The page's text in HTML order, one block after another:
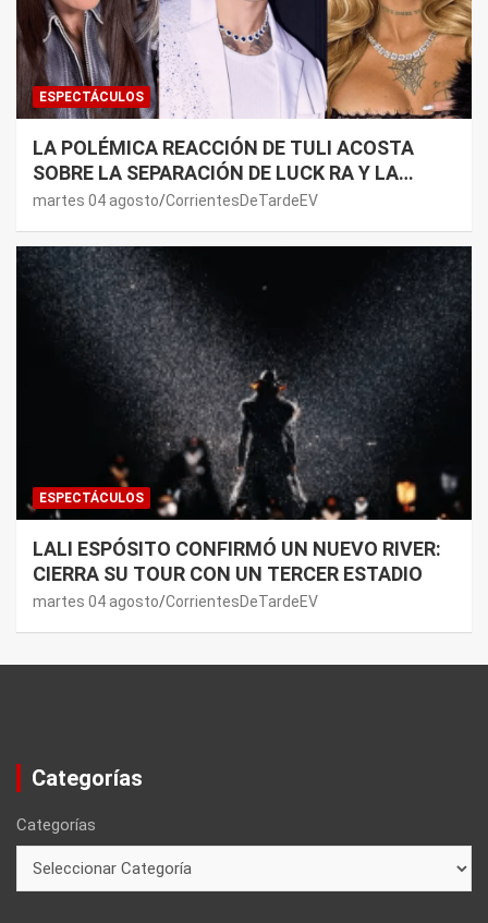
ESPECTÁCULOS
LA POLÉMICA REACCIÓN DE TULI ACOSTA
SOBRE LA SEPARACIÓN DE LUCK RA Y LA
JOAQUI: “¿MI VERDAD?”
martes 04 agosto CorrientesDeTardeEV
ESPECTÁCULOS
LALI ESPÓSITO CONFIRMÓ UN NUEVO RIVER:
CIERRA SU TOUR CON UN TERCER ESTADIO
martes 04 agosto CorrientesDeTardeEV
Categorías
Categorías